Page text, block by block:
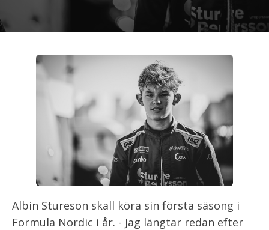
Albin Stureson skall köra sin första säsong i
Formula Nordic i år. - Jag längtar redan efter